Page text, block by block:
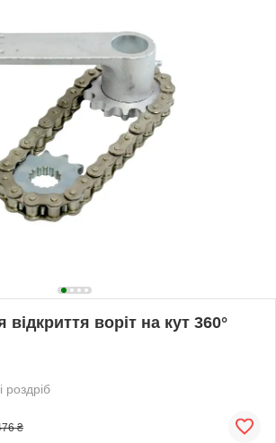
воріт на кут 360°
роздріб
₴